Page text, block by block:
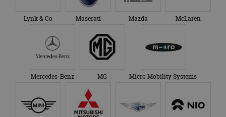
Lynk & Co Maserati Mazda McLaren
Mercedes-Benz MG Micro Mobility Systems